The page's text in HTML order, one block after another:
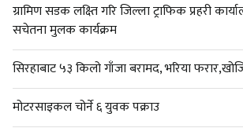
ग्रामिण सडक लक्ष्ति गरि जिल्ला ट्राफिक प्रहरी
सचेतना मुलक कार्यक्रम
सिरहाबाट ५३ किलो गाँजा बरामद, भरिया
मोटरसाइकल चोर्ने ६ युवक पक्राउ